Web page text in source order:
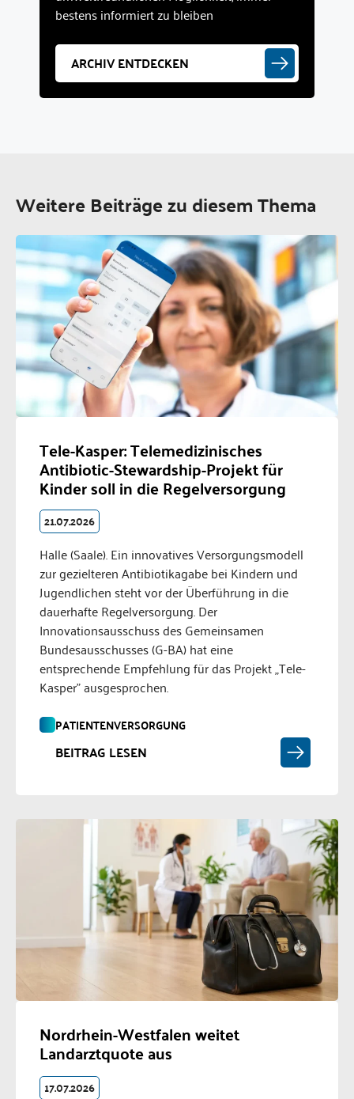
bestens informiert zu bleiben
ARCHIV ENTDECKEN
Weitere Beiträge zu diesem Thema
Tele-Kasper: Telemedizinisches
Antibiotic-Stewardship-Projekt für
Kinder soll in die Regelversorgung
21.07.2026
Halle (Saale). Ein innovatives Versorgungsmodell
zur gezielteren Antibiotikagabe bei Kindern und
Jugendlichen steht vor der Überführung in die
dauerhafte Regelversorgung. Der
Innovationsausschuss des Gemeinsamen
Bundesausschusses (G-BA) hat eine
entsprechende Empfehlung für das Projekt „Tele-
Kasper" ausgesprochen.
PATIENTENVERSORGUNG
BEITRAG LESEN
Nordrhein-Westfalen weitet
Landarztquote aus
17.07.2026